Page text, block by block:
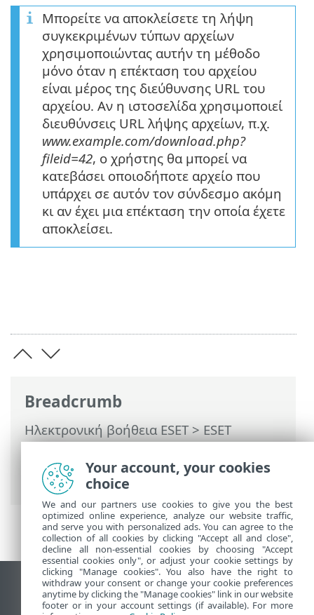
Breadcrumb
Ηλεκτρονική βοήθεια ESET>ESET
Endpoint Security>Συχνές ερωτήσεις>
Πώς να αποκλείσετε τη λήψη ειδικών
τύπων αρχείων από το Internet
Μπορείτε να αποκλείσετε τη λήψη
συγκεκριμένων τύπων αρχείων
χρησιμοποιώντας αυτήν τη μέθοδο
μόνο όταν η επέκταση του αρχείου
είναι μέρος της διεύθυνσης URL του
αρχείου. Αν η ιστοσελίδα χρησιμοποιεί
διευθύνσεις URL λήψης αρχείων, π.χ.
www.example.com/download.php?
fileid=42, ο χρήστης θα μπορεί να
κατεβάσει οποιοδήποτε αρχείο που
υπάρχει σε αυτόν τον σύνδεσμο ακόμη
κι αν έχει μια επέκταση την οποία έχετε
αποκλείσει.
Προβολή ιστότοπου επιφάνειας εργασίας
End of Life
Your account, your cookies
choice
We and our partners use cookies to give you the best
optimized online experience, analyze our website traffic,
and serve you with personalized ads. You can agree to the
collection of all cookies by clicking "Accept all and close",
decline all non-essential cookies by choosing "Accept
essential cookies only", or adjust your cookie settings by
clicking "Manage cookies". You also have the right to
withdraw your consent or change your cookie preferences
anytime by clicking the "Manage cookies" link in our website
footer or in your account settings (if available). For more